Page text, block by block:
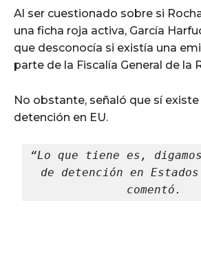
Al ser cuestionado sobre si
una ficha roja activa, García
que desconocía si existía una
parte de la Fiscalía General de la
No obstante, señaló que sí
detención en EU.
“Lo que tiene es,
de detención en
comentó.